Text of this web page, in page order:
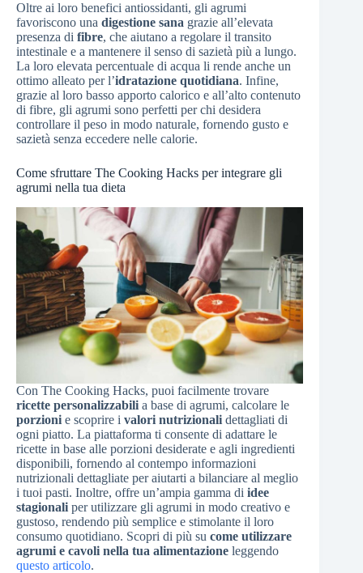
Oltre ai loro benefici antiossidanti, gli agrumi
favoriscono una digestione sana grazie all’elevata
presenza di fibre, che aiutano a regolare il transito
intestinale e a mantenere il senso di sazietà più a lungo.
La loro elevata percentuale di acqua li rende anche un
ottimo alleato per l’idratazione quotidiana. Infine,
grazie al loro basso apporto calorico e all’alto contenuto
di fibre, gli agrumi sono perfetti per chi desidera
controllare il peso in modo naturale, fornendo gusto e
sazietà senza eccedere nelle calorie.
Come sfruttare The Cooking Hacks per integrare gli
agrumi nella tua dieta
Con The Cooking Hacks, puoi facilmente trovare
ricette personalizzabili a base di agrumi, calcolare le
porzioni e scoprire i valori nutrizionali dettagliati di
ogni piatto. La piattaforma ti consente di adattare le
ricette in base alle porzioni desiderate e agli ingredienti
disponibili, fornendo al contempo informazioni
nutrizionali dettagliate per aiutarti a bilanciare al meglio
i tuoi pasti. Inoltre, offre un’ampia gamma di idee
stagionali per utilizzare gli agrumi in modo creativo e
gustoso, rendendo più semplice e stimolante il loro
consumo quotidiano. Scopri di più su come utilizzare
agrumi e cavoli nella tua alimentazione leggendo
questo articolo.